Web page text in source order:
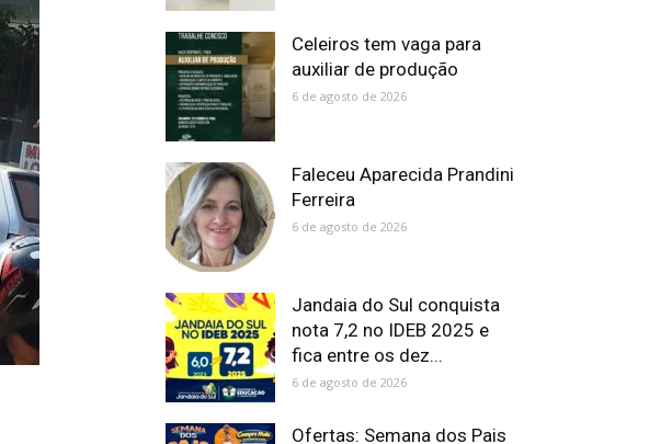
Celeiros tem vaga para
auxiliar de produção
6 de agosto de 2026
Faleceu Aparecida Prandini
Ferreira
6 de agosto de 2026
Jandaia do Sul conquista
nota 7,2 no IDEB 2025 e
fica entre os dez...
6 de agosto de 2026
Ofertas: Semana dos Pais